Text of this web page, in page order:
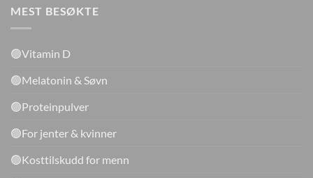
MEST BESØKTE
🟢Vitamin D
🟢Melatonin & Søvn
🟢Proteinpulver
🟢For jenter & kvinner
🟢Kosttilskudd for menn